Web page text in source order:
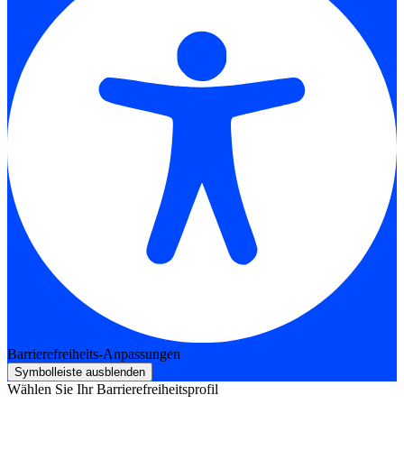
Barrierefreiheits-Anpassungen
Symbolleiste ausblenden
Wählen Sie Ihr Barrierefreiheitsprofil